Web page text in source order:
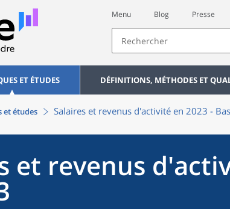
Menu Blog Presse
ET ÉTUDES DÉFINITIONS, MÉTHODES ET
et études Salaires et revenus d'activité en 2023 -
et revenus